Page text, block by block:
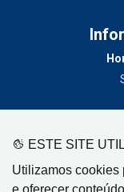
ESTE SITE
Utilizamos cookies
e oferecerLimeira - SP,